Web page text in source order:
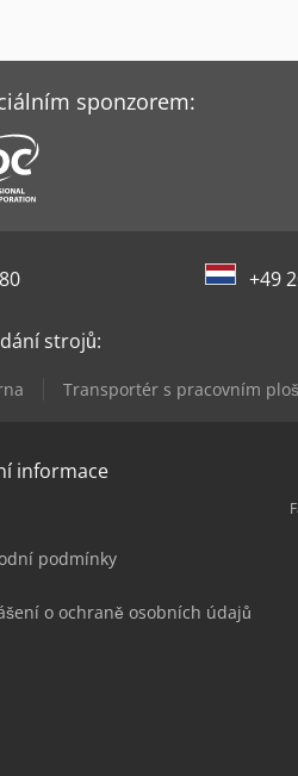
sponzorem:
+49
strojů:
Transportér s pracovním
informace
podmínky
o ochraně osobních údajů